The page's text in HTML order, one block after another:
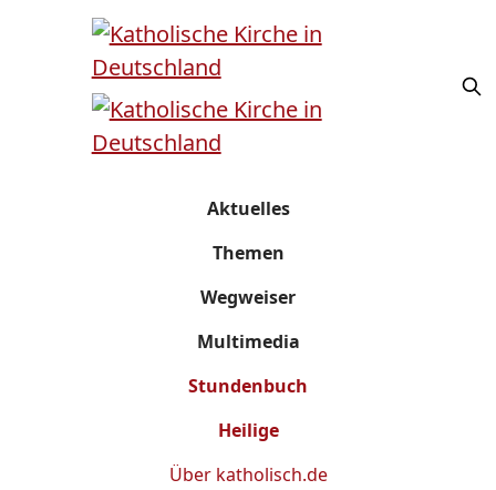
Aktuelles
Themen
Wegweiser
Multimedia
Stundenbuch
Heilige
Über katholisch.de